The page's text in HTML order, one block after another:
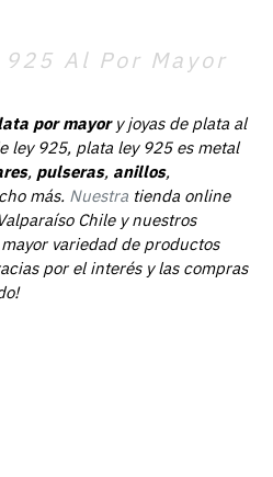
Al Por Mayor
por mayory joyas de plata al
ley 925, plata ley 925 es metal
, pulseras, anillos,
más. Nuestra tienda online
Chile y nuestros
variedad de productos
por el interés y las compras